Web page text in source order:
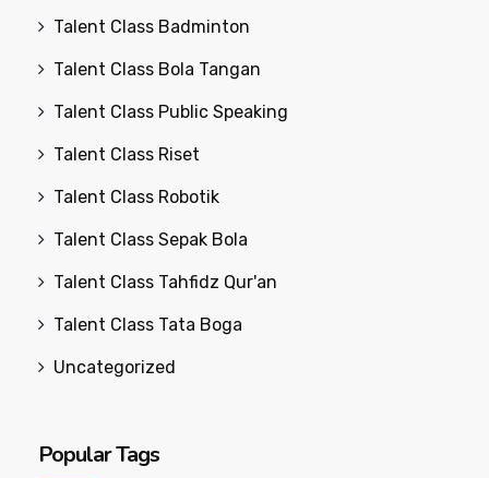
Talent Class Badminton
Talent Class Bola Tangan
Talent Class Public Speaking
Talent Class Riset
Talent Class Robotik
Talent Class Sepak Bola
Talent Class Tahfidz Qur'an
Talent Class Tata Boga
Uncategorized
Popular Tags